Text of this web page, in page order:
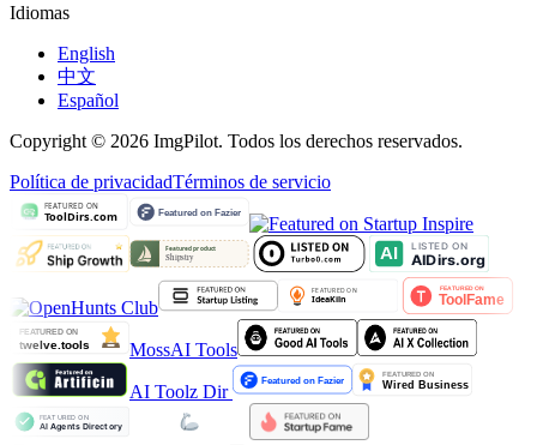
Idiomas
English
中文
Español
Copyright © 2026 ImgPilot. Todos los derechos reservados.
Política de privacidadTérminos de servicio
MossAI Tools
AI Toolz Dir